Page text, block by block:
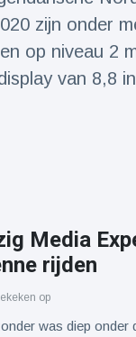
zijn onder
op niveau 2
van 8,8
Media
rijden
op
was diep onder